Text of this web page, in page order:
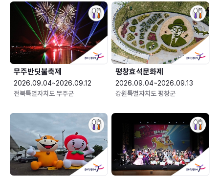
무주반딧불축제
2026.09.04~2026.09.12
전북특별자치도 무주군
평창효석문화제
2026.09.04~2026.09.13
강원특별자치도 평창군